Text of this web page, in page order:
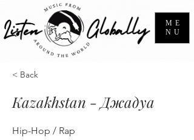
ME
NU
< Back
Kazakhstan - Джадуа
Hip-Hop / Rap